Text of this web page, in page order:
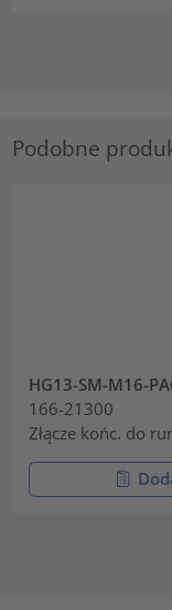
Podobne
HG13-SM-M16-
166-21300
Złącze końc. do